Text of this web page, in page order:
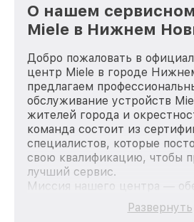
О нашем
Miele в Нижнем
Добро пожаловать в
центр Miele в городе
предлагаем
обслуживание устройств
жителей города и
команда состоит из
специалистов, которые
свою квалификацию, чтобы
лучший сервис.
Миссия нашего центра —
качественный и доступный
каждого пользователя
Развернуть